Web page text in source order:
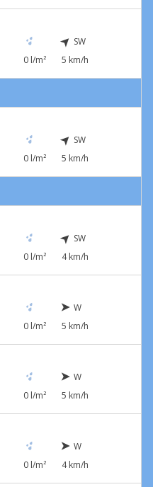
0 l/m²
SW
5 km/h
0 l/m²
SW
5 km/h
0 l/m²
SW
4 km/h
0 l/m²
W
5 km/h
0 l/m²
W
5 km/h
0 l/m²
W
4 km/h